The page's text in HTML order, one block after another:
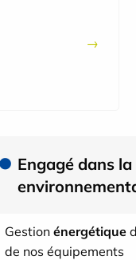
1482
Engagé dans
Gestion énergétique
de nos équipements